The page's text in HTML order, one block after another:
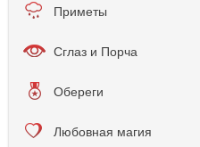
Приметы
Сглаз и Порча
Обереги
Любовная магия